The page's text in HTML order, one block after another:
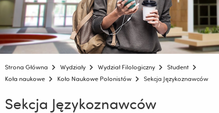
Strona Główna Wydziały Wydział Filologiczny
Student
Koła naukowe
Koło Naukowe Polonistów Sekcja Językoznawców
Sekcja Językoznawców